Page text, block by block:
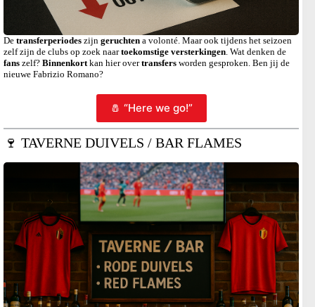
De transferperiodes zijn geruchten a volonté. Maar ook tijdens het seizoen
zelf zijn de clubs op zoek naartoekomstige versterkingen. Wat denken de
fans zelf? Binnenkortkan hier overtransfers worden gesproken. Ben jij de
nieuwe Fabrizio Romano?
🧂 “Here we go!”
🍷 TAVERNE DUIVELS / BAR FLAMES